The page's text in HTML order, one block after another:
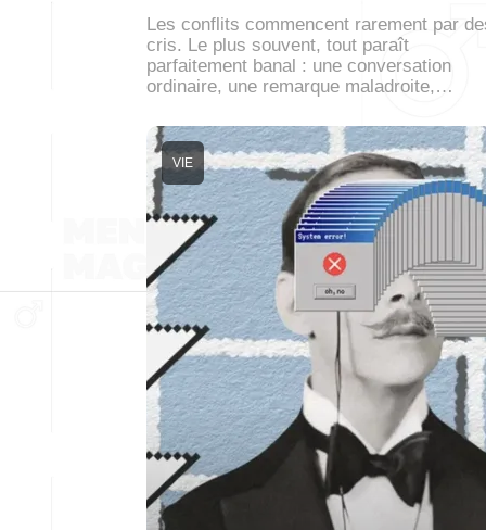
Les conflits commencent rarement par
cris. Le plus souvent, tout paraît
parfaitement banal : une conversation
ordinaire, une remarque maladroite,…
VIE